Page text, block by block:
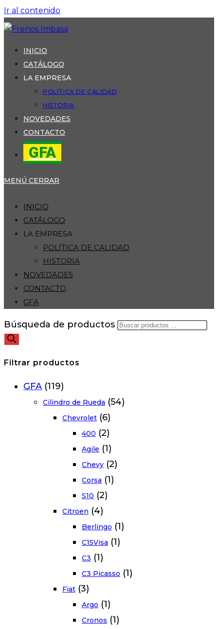
Ir al contenido
INICIO
CATÁLOGO
LA EMPRESA
POLÍTICA DE CALIDAD
HISTORIA
NOVEDADES
CONTACTO
GFA
MENÚ CERRAR
INICIO
CATÁLOGO
LA EMPRESA
POLÍTICA DE CALIDAD
HISTORIA
NOVEDADES
CONTACTO
GFA
Búsqueda de productos
Filtrar productos
GFA (119)
Cilindro de Rueda (54)
Chevrolet (6)
400 (2)
Agile (1)
Chevy (2)
Corsa (1)
S10 (2)
Citroen (4)
Berlingo (1)
C15Visa (1)
C3 (1)
C3 Picasso (1)
Fiat (3)
Argo (1)
Cronos (1)